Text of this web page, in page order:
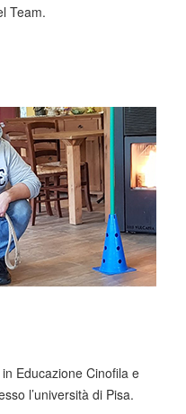
Team.
Educazione Cinofila e
l’università di Pisa.